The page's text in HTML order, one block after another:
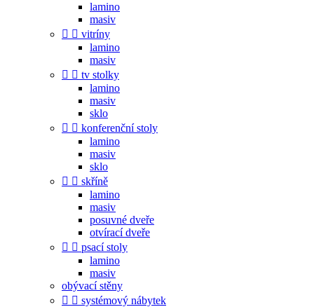
lamino
masiv
  vitríny
lamino
masiv
  tv stolky
lamino
masiv
sklo
  konferenční stoly
lamino
masiv
sklo
  skříně
lamino
masiv
posuvné dveře
otvírací dveře
  psací stoly
lamino
masiv
obývací stěny
  systémový nábytek